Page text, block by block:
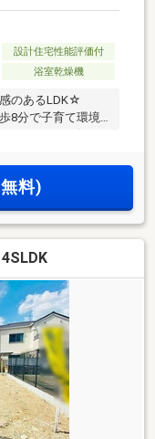
設計住宅性能評価付
浴室乾燥機
のあるLDK☆
8分で子育て環境
料)